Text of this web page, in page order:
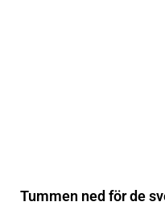
Tummen ned för de